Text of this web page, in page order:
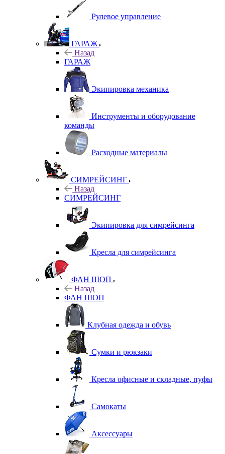
Рулевое управление
ГАРАЖ
Назад
ГАРАЖ
Экипировка механика
Инструменты и оборудование
команды
Расходные материалы
СИМРЕЙСИНГ
Назад
СИМРЕЙСИНГ
Экипировка для симрейсинга
Кресла для симрейсинга
ФАН ШОП
Назад
ФАН ШОП
Клубная одежда и обувь
Сумки и рюкзаки
Кресла офисные и складные, пуфы
Самокаты
Аксессуары